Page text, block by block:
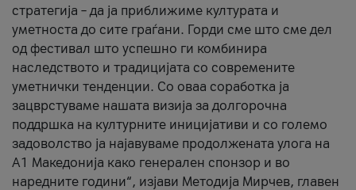
стратегија – да ја приближиме културата и
уметноста до сите граѓани. Горди сме што сме дел
од фестивал што успешно ги комбинира
наследството и традицијата со современите
уметнички тенденции. Со оваа соработка ја
зацврстуваме нашата визија за долгорочна
поддршка на културните иницијативи и со големо
задоволство ја најавуваме продолжената улога на
A1 Македонија како генерален спонзор и во
наредните години“, изјави Методија Мирчев, главен